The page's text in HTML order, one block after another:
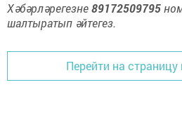
Хәбәрләрегезне89172509795
шалтыратып әйтегез.
Перейти на страницу